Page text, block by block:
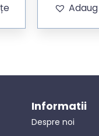
Informatii
Despre noi